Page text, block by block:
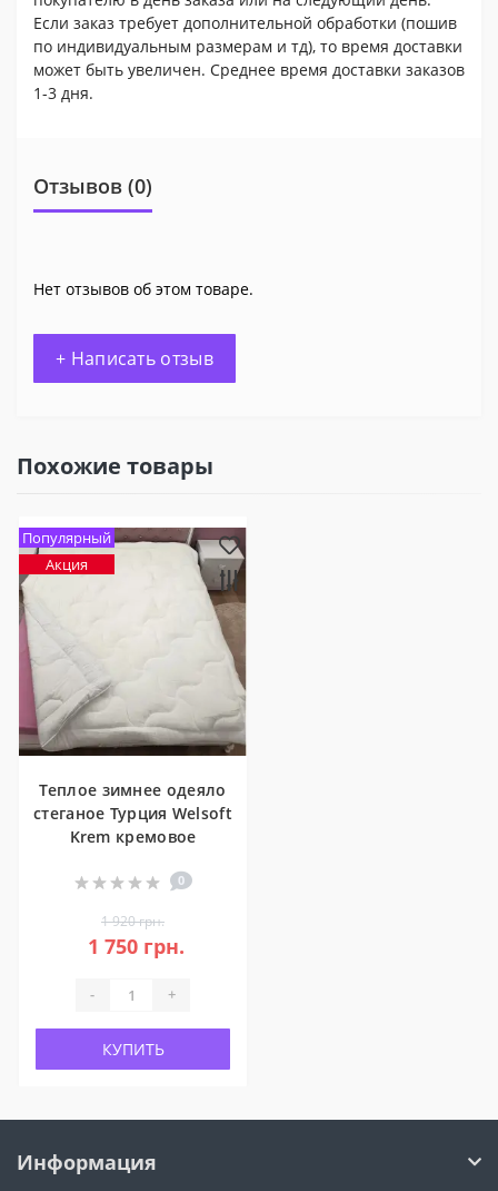
Если заказ требует дополнительной обработки (пошив
по индивидуальным размерам и тд), то время доставки
может быть увеличен. Среднее время доставки заказов
1-3 дня.
Отзывов (0)
Нет отзывов об этом товаре.
+ Написать отзыв
Похожие товары
Популярный
Акция
Теплое зимнее одеяло
стеганое Турция Welsoft
Krem кремовое
0
1 920 грн.
1 750 грн.
- +
КУПИТЬ
Информация